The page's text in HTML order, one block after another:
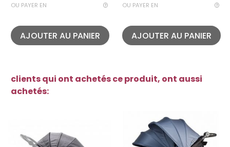
OU PAYER EN
AJOUTER AU PANIER
OU PAYER EN
AJOUTER AU PANIER
clients qui ont achetés ce produit, ont aussi
achetés: